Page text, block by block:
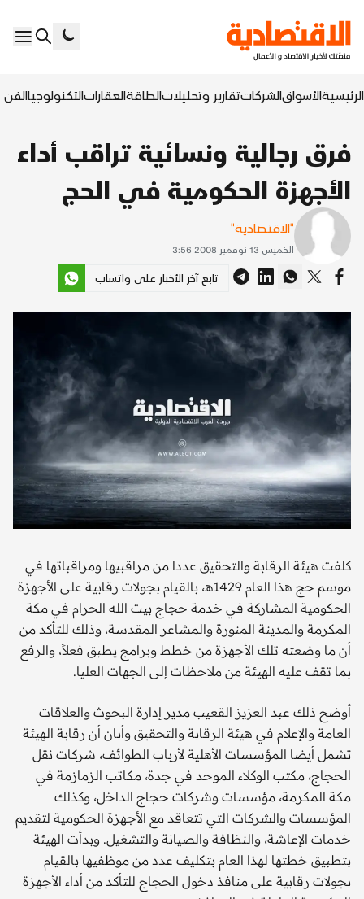
الرئيسيةالأسواقالشركاتتقارير وتحليلاتالطاقةالعقاراتالتكنولوجياالفن
فرق رجالية ونسائية تراقب أداء
الأجهزة الحكومية في الحج
"الاقتصادية"
الخميس 13 نوفمبر 2008 3:56
تابع آخر الأخبار على واتساب
كلفت هيئة الرقابة والتحقيق عددا من مراقبيها ومراقباتها في
موسم حج هذا العام 1429هـ، بالقيام بجولات رقابية على الأجهزة
الحكومية المشاركة في خدمة حجاج بيت الله الحرام في مكة
المكرمة والمدينة المنورة والمشاعر المقدسة، وذلك للتأكد من
أن ما وضعته تلك الأجهزة من خطط وبرامج يطبق فعلاً، والرفع
بما تقف عليه الهيئة من ملاحظات إلى الجهات العليا.
أوضح ذلك عبد العزيز القعيب مدير إدارة البحوث والعلاقات
العامة والإعلام في هيئة الرقابة والتحقيق وأبان أن رقابة الهيئة
تشمل أيضا المؤسسات الأهلية لأرباب الطوائف، شركات نقل
الحجاج، مكتب الوكلاء الموحد في جدة، مكاتب الزمازمة في
مكة المكرمة، مؤسسات وشركات حجاج الداخل، وكذلك
المؤسسات والشركات التي تتعاقد مع الأجهزة الحكومية لتقديم
خدمات الإعاشة، والنظافة والصيانة والتشغيل. وبدأت الهيئة
بتطبيق خطتها لهذا العام بتكليف عدد من موظفيها بالقيام
بجولات رقابية على منافذ دخول الحجاج للتأكد من أداء الأجهزة